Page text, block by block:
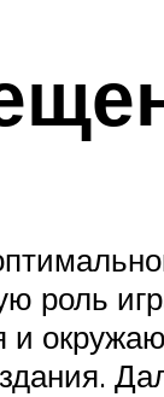
роль